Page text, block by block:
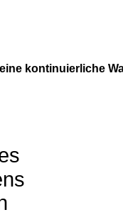
kontinuierliche